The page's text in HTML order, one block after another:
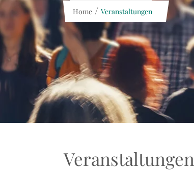
Home / Veranstaltungen
Veranstaltungen